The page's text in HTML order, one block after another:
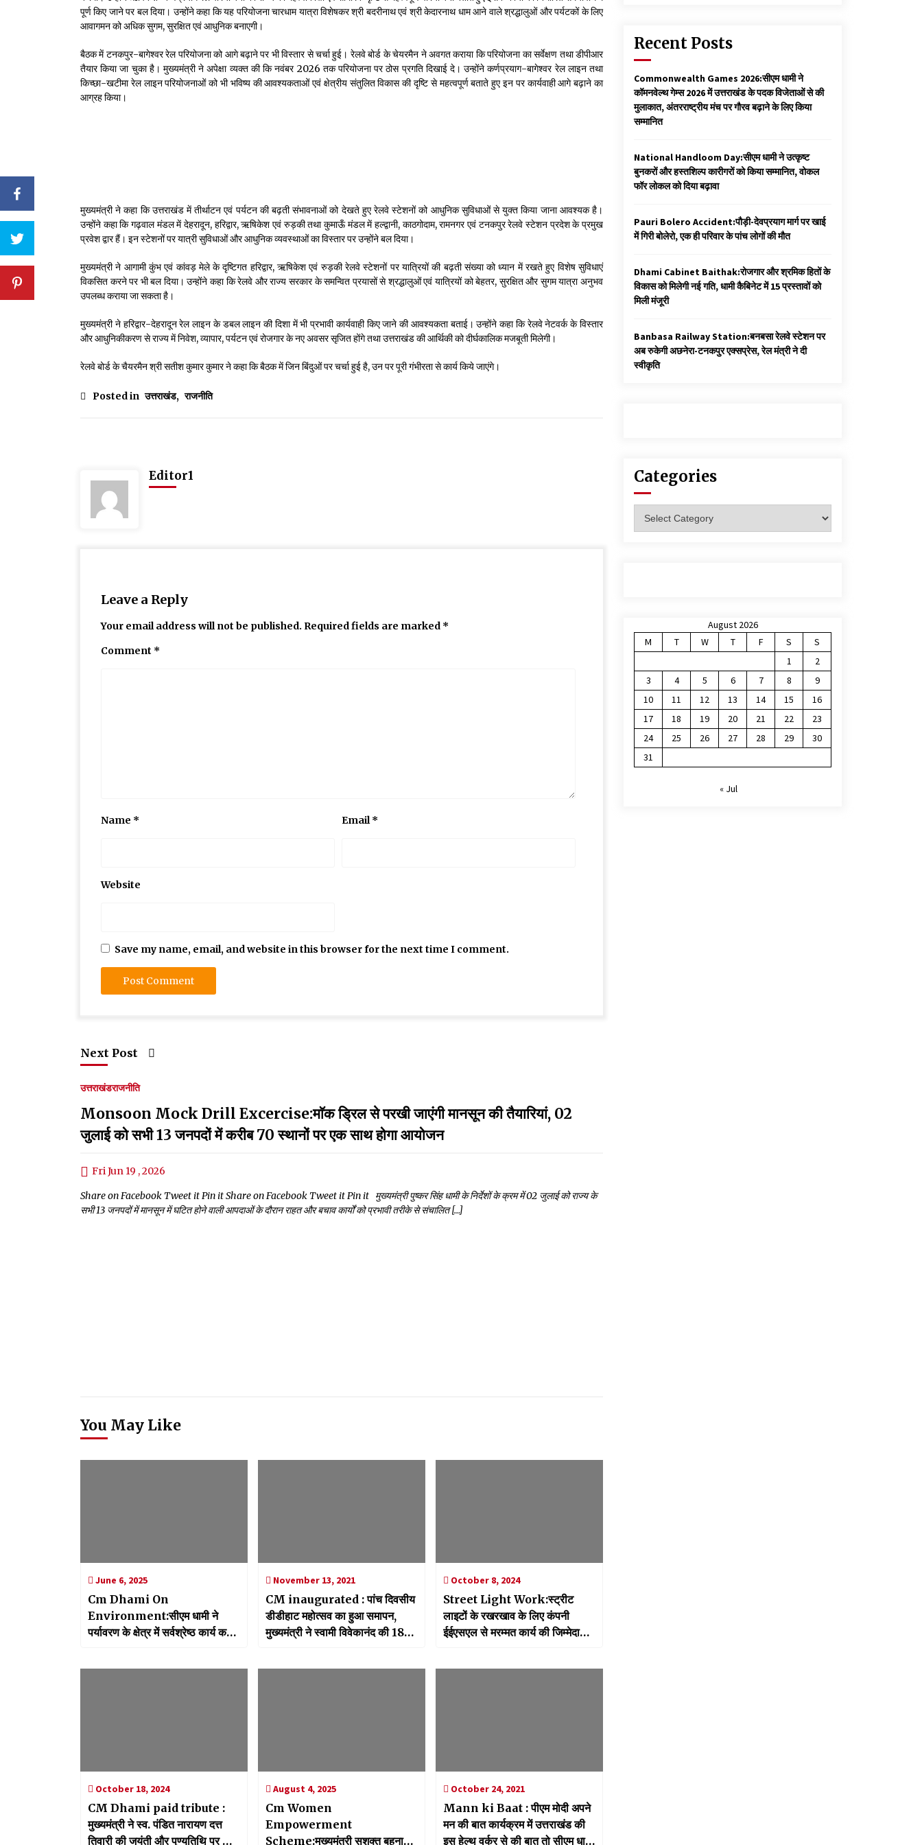
पूर्ण किए जाने पर बल दिया। उन्होंने कहा कि यह परियोजना चारधाम यात्रा विशेषकर श्री बदरीनाथ एवं श्री केदारनाथ धाम आने वाले श्रद्धालुओं और पर्यटकों के लिए
आवागमन को अधिक सुगम, सुरक्षित एवं आधुनिक बनाएगी।
बैठक में टनकपुर-बागेश्वर रेल परियोजना को आगे बढ़ाने पर भी विस्तार से चर्चा हुई। रेलवे बोर्ड के चेयरमैन ने अवगत कराया कि परियोजना का सर्वेक्षण तथा डीपीआर
तैयार किया जा चुका है। मुख्यमंत्री ने अपेक्षा व्यक्त की कि नवंबर 2026 तक परियोजना पर ठोस प्रगति दिखाई दे। उन्होंने कर्णप्रयाग-बागेश्वर रेल लाइन तथा
किच्छा-खटीमा रेल लाइन परियोजनाओं को भी भविष्य की आवश्यकताओं एवं क्षेत्रीय संतुलित विकास की दृष्टि से महत्वपूर्ण बताते हुए इन पर कार्यवाही आगे बढ़ाने का
आग्रह किया।
मुख्यमंत्री ने कहा कि उत्तराखंड में तीर्थाटन एवं पर्यटन की बढ़ती संभावनाओं को देखते हुए रेलवे स्टेशनों को आधुनिक सुविधाओं से युक्त किया जाना आवश्यक है।
उन्होंने कहा कि गढ़वाल मंडल में देहरादून, हरिद्वार, ऋषिकेश एवं रुड़की तथा कुमाऊँ मंडल में हल्द्वानी, काठगोदाम, रामनगर एवं टनकपुर रेलवे स्टेशन प्रदेश के प्रमुख
प्रवेश द्वार हैं। इन स्टेशनों पर यात्री सुविधाओं और आधुनिक व्यवस्थाओं का विस्तार पर उन्होंने बल दिया।
मुख्यमंत्री ने आगामी कुंभ एवं कांवड़ मेले के दृष्टिगत हरिद्वार, ऋषिकेश एवं रुड़की रेलवे स्टेशनों पर यात्रियों की बढ़ती संख्या को ध्यान में रखते हुए विशेष सुविधाएं
विकसित करने पर भी बल दिया। उन्होंने कहा कि रेलवे और राज्य सरकार के समन्वित प्रयासों से श्रद्धालुओं एवं यात्रियों को बेहतर, सुरक्षित और सुगम यात्रा अनुभव
उपलब्ध कराया जा सकता है।
मुख्यमंत्री ने हरिद्वार-देहरादून रेल लाइन के डबल लाइन की दिशा में भी प्रभावी कार्यवाही किए जाने की आवश्यकता बताई। उन्होंने कहा कि रेलवे नेटवर्क के विस्तार
और आधुनिकीकरण से राज्य में निवेश, व्यापार, पर्यटन एवं रोजगार के नए अवसर सृजित होंगे तथा उत्तराखंड की आर्थिकी को दीर्घकालिक मजबूती मिलेगी।
रेलवे बोर्ड के चैयरमैन श्री सतीश कुमार कुमार ने कहा कि बैठक में जिन बिंदुओं पर चर्चा हुई है, उन पर पूरी गंभीरता से कार्य किये जाएंगे।
Posted in उत्तराखंड, राजनीति
Editor1
Leave a Reply
Your email address will not be published. Required fields are marked *
Comment *
Name * Email*
Website
Save my name, email, and website in this browser for the next time I comment.
Next Post
उत्तराखंडराजनीति
Monsoon Mock Drill Excercise:माॅक ड्रिल से परखी जाएंगी मानसून की तैयारियां, 02
जुलाई को सभी 13 जनपदों में करीब 70 स्थानों पर एक साथ होगा आयोजन
Fri Jun 19 , 2026
Share on Facebook Tweet it Pin it Share on Facebook Tweet it Pin it मुख्यमंत्री पुष्कर सिंह धामी के निर्देशों के क्रम में 02 जुलाई को राज्य के
सभी 13 जनपदों में मानसून में घटित होने वाली आपदाओं के दौरान राहत और बचाव कार्यों को प्रभावी तरीके से संचालित […]
You May Like
June 6, 2025
Cm Dhami On
Environment:सीएम धामी ने
पर्यावरण के क्षेत्र में सर्वश्रेष्ठ कार्य करने
November 13, 2021
CM inaugurated : पांच दिवसीय
डीडीहाट महोत्सव का हुआ समापन,
मुख्यमंत्री ने स्वामी विवेकानंद की 18
October 8, 2024
Street Light Work:स्ट्रीट
लाइटों के रखरखाव के लिए कंपनी
ईईएसएल से मरम्मत कार्य की जिम्मेदारी
October 18, 2024
CM Dhami paid tribute :
मुख्यमंत्री ने स्व. पंडित नारायण दत्त
तिवारी की जयंती और पुण्यतिथि पर दी
August 4, 2025
Cm Women
Empowerment
Scheme:मुख्यमंत्री सशक्त बहना
October 24, 2021
Mann ki Baat : पीएम मोदी अपने
मन की बात कार्यक्रम में उत्तराखंड की
इस हेल्थ वर्कर से की बात तो सीएम धामी
Recent Posts
Commonwealth Games 2026:सीएम धामी ने
कॉमनवेल्थ गेम्स 2026 में उत्तराखंड के पदक विजेताओं से की
मुलाकात, अंतरराष्ट्रीय मंच पर गौरव बढ़ाने के लिए किया
सम्मानित
National Handloom Day:सीएम धामी ने उत्कृष्ट
बुनकरों और हस्तशिल्प कारीगरों को किया सम्मानित, वोकल
फॉर लोकल को दिया बढ़ावा
Pauri Bolero Accident:पौड़ी-देवप्रयाग मार्ग पर खाई
में गिरी बोलेरो, एक ही परिवार के पांच लोगों की मौत
Dhami Cabinet Baithak:रोजगार और श्रमिक हितों के
विकास को मिलेगी नई गति, धामी कैबिनेट में 15 प्रस्तावों को
मिली मंजूरी
Banbasa Railway Station:बनबसा रेलवे स्टेशन पर
अब रुकेगी अछनेरा-टनकपुर एक्सप्रेस, रेल मंत्री ने दी
स्वीकृति
Categories
August 2026
M
T W T F S
S
1
2
3
4 5 6 7 8
9
10
11 12 13 14 15
16
17
18 19 20 21 22
23
24
25 26 27 28 29
30
31
« Jul